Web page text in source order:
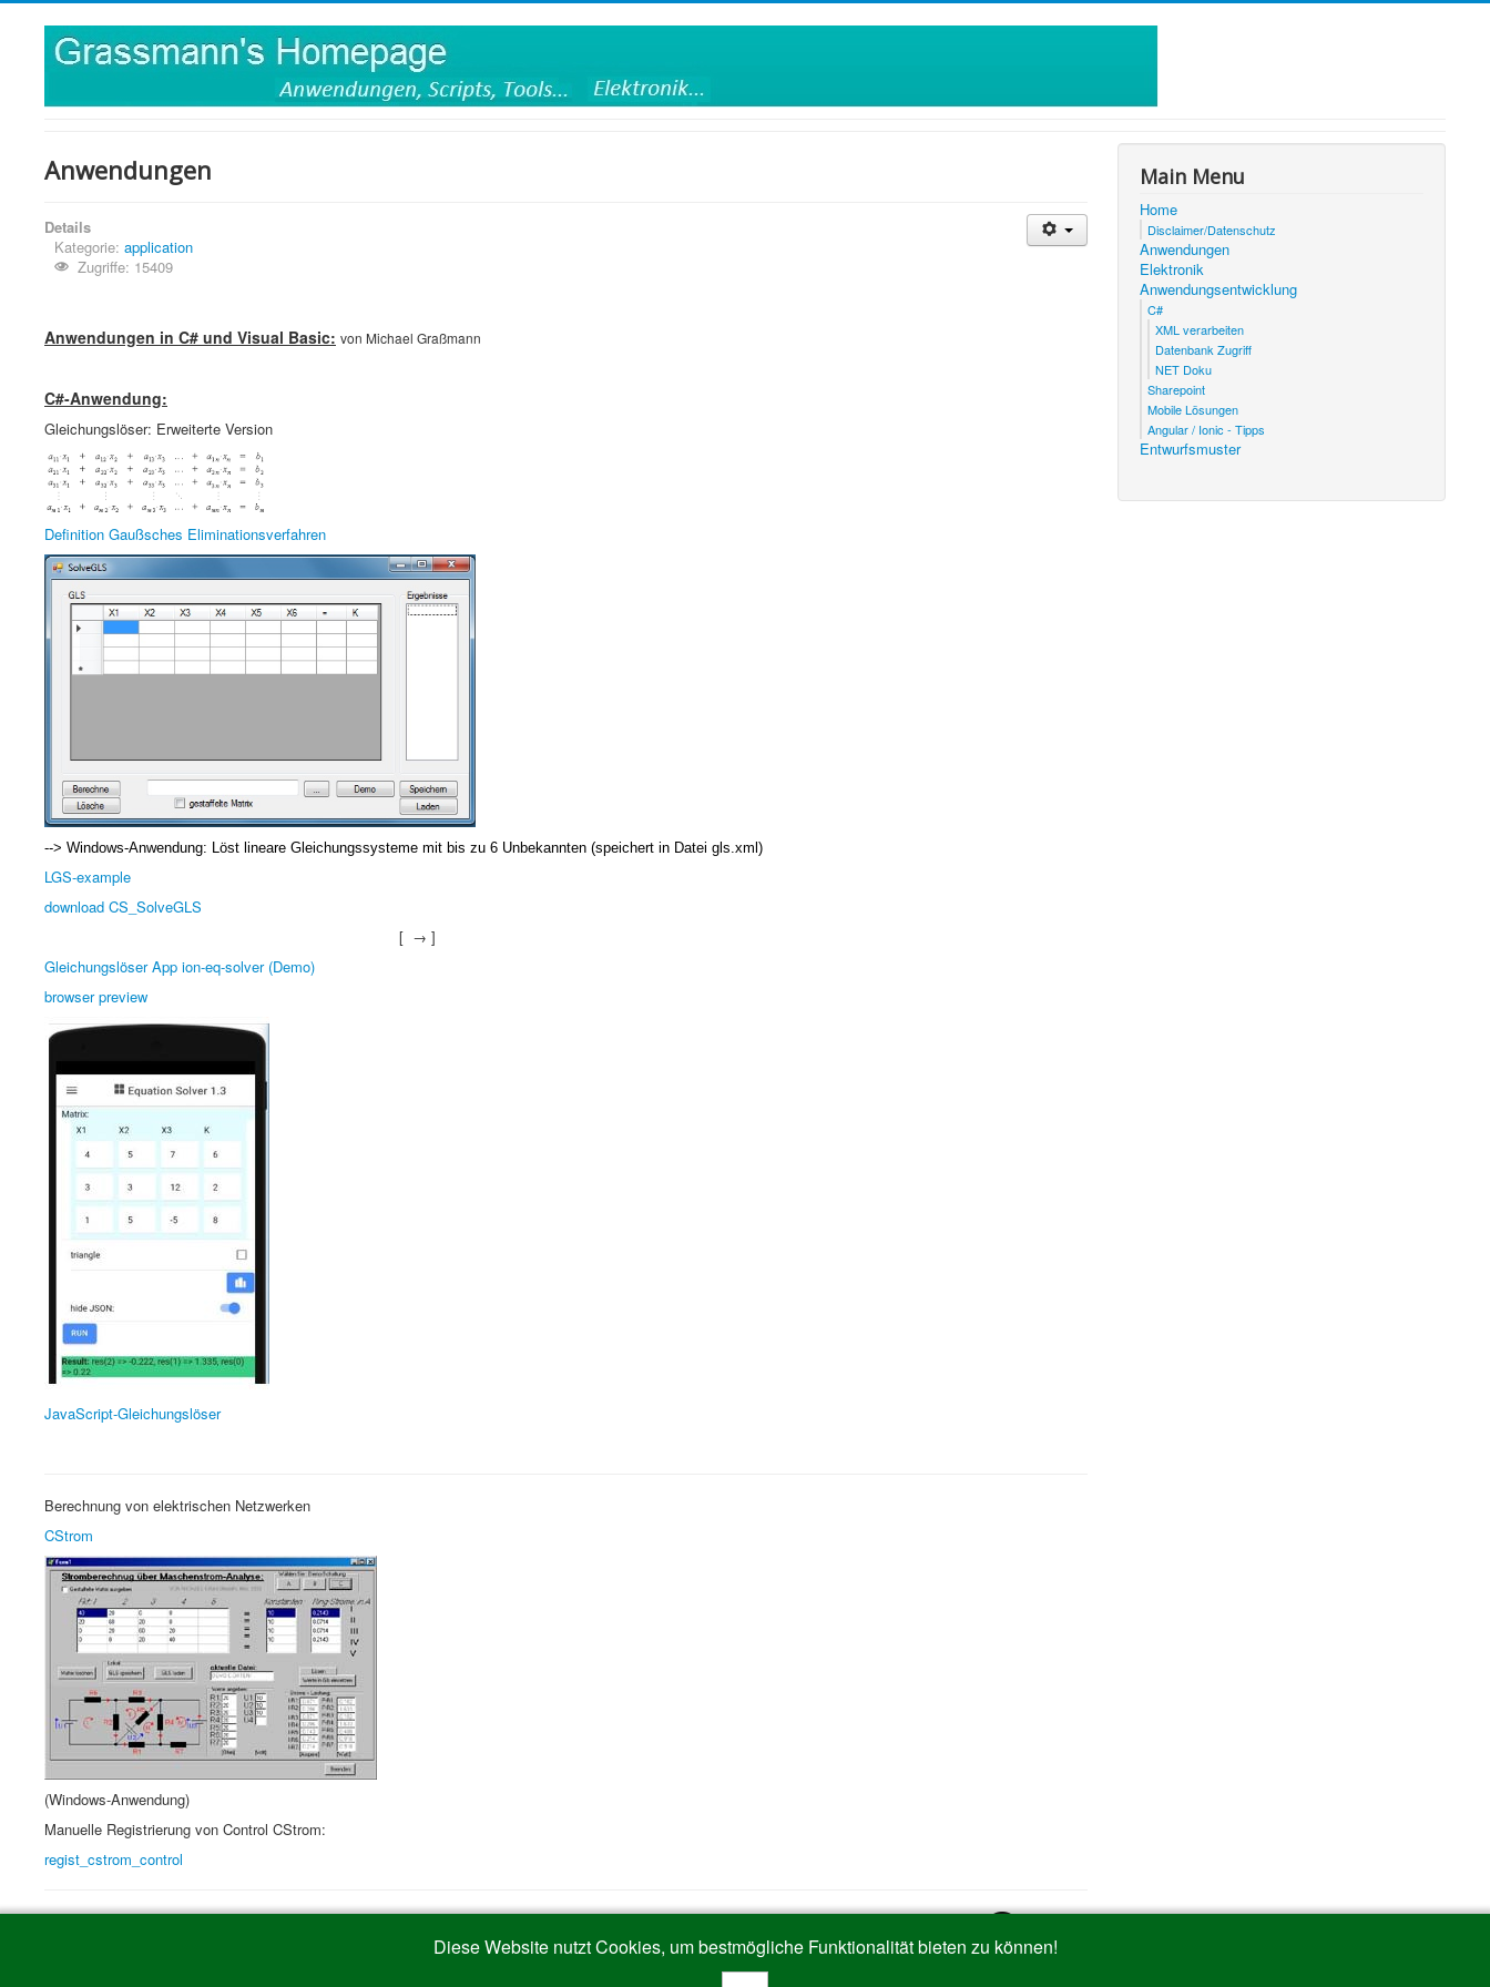
Anwendungen
Details
Kategorie: application
Zugriffe: 15409
Anwendungen in C# und Visual Basic: von Michael Graßmann
C#-Anwendung:
Gleichungslöser: Erweiterte Version
Definition Gaußsches Eliminationsverfahren
--> Windows-Anwendung: Löst lineare Gleichungssysteme mit bis zu 6 Unbekannten (speichert in Datei gls.xml)
LGS-example
download CS_SolveGLS
[ → ]
Gleichungslöser App ion-eq-solver (Demo)
browser preview
JavaScript-Gleichungslöser
Berechnung von elektrischen Netzwerken
CStrom
(Windows-Anwendung)
Manuelle Registrierung von Control CStrom:
regist_cstrom_control
Main Menu
Home
Disclaimer/Datenschutz
Anwendungen
Elektronik
Anwendungsentwicklung
C#
XML verarbeiten
Datenbank Zugriff
NET Doku
Sharepoint
Mobile Lösungen
Angular / Ionic - Tipps
Entwurfsmuster
Diese Website nutzt Cookies, um bestmögliche Funktionalität bieten zu können!